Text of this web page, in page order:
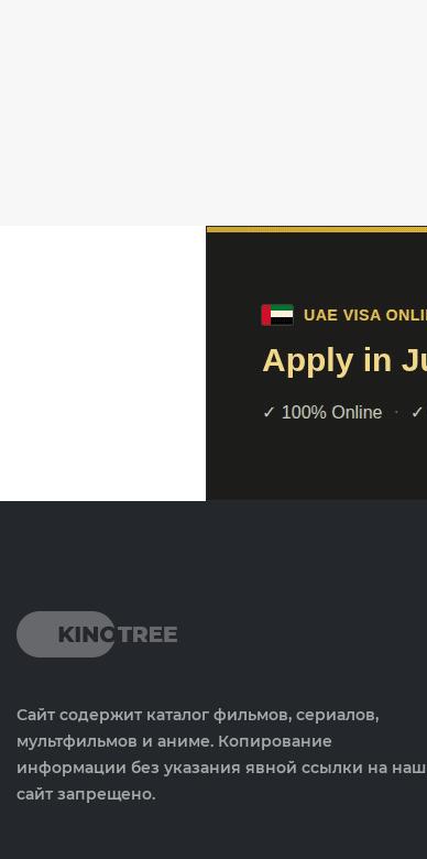
Сайт содержит каталог фильмов, сериалов,
мультфильмов и аниме. Копирование
информации без указания явной ссылки на наш
сайт запрещено.